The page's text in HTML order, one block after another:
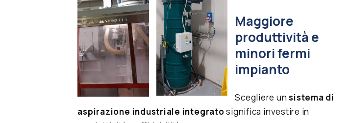
Maggiore
produttività e
minori fermi
impianto
Scegliere unsistema di
aspirazione industriale integratosignifica investire in